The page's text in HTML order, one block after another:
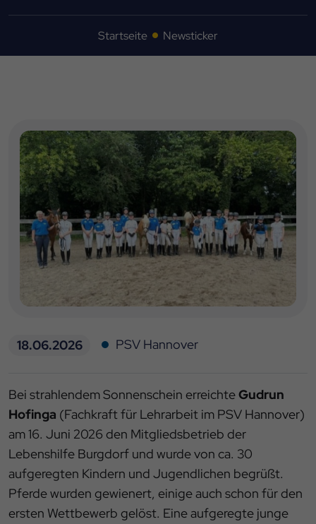
Startseite Newsticker
18.06.2026 PSV Hannover
Bei strahlendem Sonnenschein erreichteGudrun
Hofinga (Fachkraft für Lehrarbeit im PSV Hannover)
am 16. Juni 2026 den Mitgliedsbetrieb der
Lebenshilfe Burgdorf und wurde von ca. 30
aufgeregten Kindern und Jugendlichen begrüßt.
Pferde wurden gewienert, einige auch schon für den
ersten Wettbewerb gelöst. Eine aufgeregte junge